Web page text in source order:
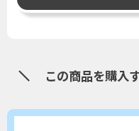
この商品を購入